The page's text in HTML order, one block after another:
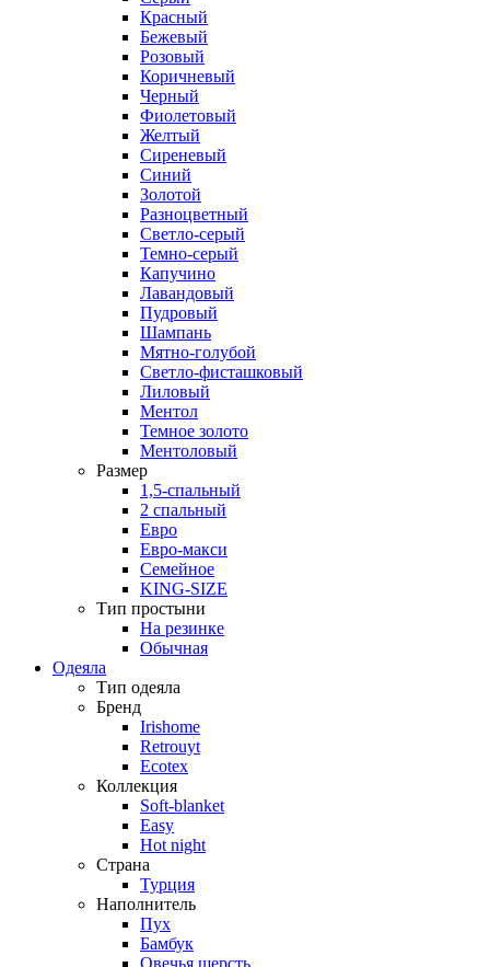
Красный
Бежевый
Розовый
Коричневый
Черный
Фиолетовый
Желтый
Сиреневый
Синий
Золотой
Разноцветный
Светло-серый
Темно-серый
Капучино
Лавандовый
Пудровый
Шампань
Мятно-голубой
Светло-фисташковый
Лиловый
Ментол
Темное золото
Ментоловый
Размер
1,5-спальный
2 спальный
Евро
Евро-макси
Семейное
KING-SIZE
Тип простыни
На резинке
Обычная
Одеяла
Тип одеяла
Бренд
Irishome
Retrouyt
Ecotex
Коллекция
Soft-blanket
Easy
Hot night
Страна
Турция
Наполнитель
Пух
Бамбук
Овечья шерсть